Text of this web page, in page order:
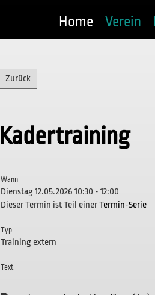
Home Verein
Zurück
Kadertraining
Wann
Dienstag 12.05.2026 10:30 - 12:00
Dieser Termin ist Teil einerTermin-Serie
Typ
Training extern
Text